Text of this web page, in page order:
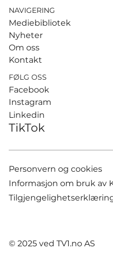
NAVIGERING
Mediebibliotek
Nyheter
Om oss
Kontakt
FØLG OSS
Facebook
Instagram
Linkedin
TikTok
Personvern og cookies
Informasjon om bruk av
© 2025 ved TV1.no AS